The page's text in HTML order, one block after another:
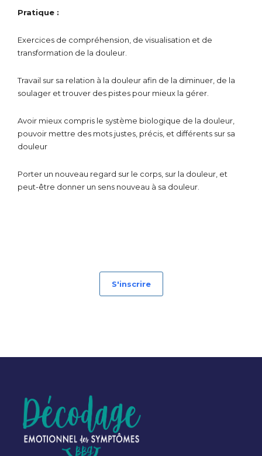
Pratique :
Exercices de compréhension, de visualisation et de
transformation de la douleur.
Travail sur sa relation à la douleur afin de la diminuer, de la
soulager et trouver des pistes pour mieux la gérer.
Avoir mieux compris le système biologique de la douleur,
pouvoir mettre des mots justes, précis, et différents sur sa
douleur
Porter un nouveau regard sur le corps, sur la douleur, et
peut-être donner un sens nouveau à sa douleur.
S'inscrire